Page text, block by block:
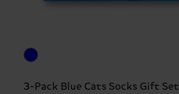
3-Pack Blue Cats Socks Gift Set